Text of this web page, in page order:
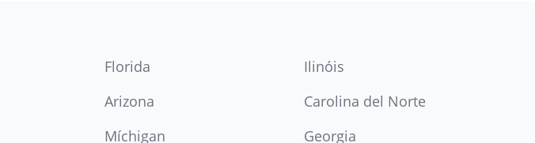
Florida
Ilinóis
Arizona
Carolina del Norte
Míchigan Georgia